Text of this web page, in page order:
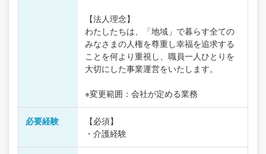
【法人理念】
わたしたちは、「地域」で暮らす全ての
みなさまの人権を尊重し幸福を追求する
ことを何より重視し、職員一人ひとりを
大切にした事業運営をいたします。
※変更範囲：会社が定める業務
必要経験
【必須】
・介護経験